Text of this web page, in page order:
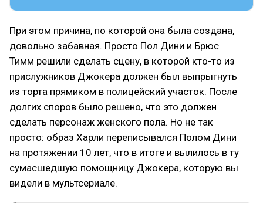
При этом причина, по которой она была создана,
довольно забавная. Просто Пол Дини и Брюс
Тимм решили сделать сцену, в которой кто-то из
прислужников Джокера должен был выпрыгнуть
из торта прямиком в полицейский участок. После
долгих споров было решено, что это должен
сделать персонаж женского пола. Но не так
просто: образ Харли переписывался Полом Дини
на протяжении 10 лет, что в итоге и вылилось в ту
сумасшедшую помощницу Джокера, которую вы
видели в мультсериале.